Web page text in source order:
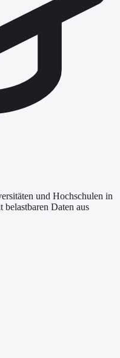
und Hochschulen in
Daten aus